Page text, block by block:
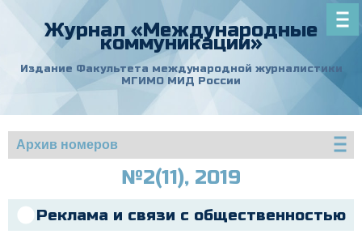
Журнал «Международные
коммуникации»
Издание Факультета международной журналистики
МГИМО МИД России
Архив номеров
№2(11), 2019
Реклама и связи с общественностью